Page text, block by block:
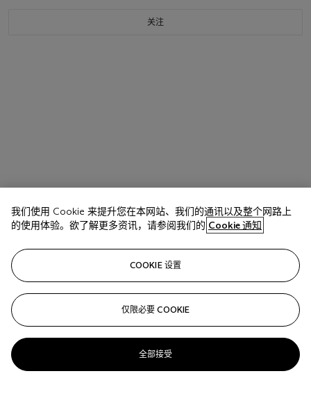
关注
我们使用 Cookie 来提升您在本网站、我们的通讯以及整个网路上
的使用体验。欲了解更多资讯，请参阅我们的 Cookie 通知
COOKIE 设置
仅限必要 COOKIE
全部接受